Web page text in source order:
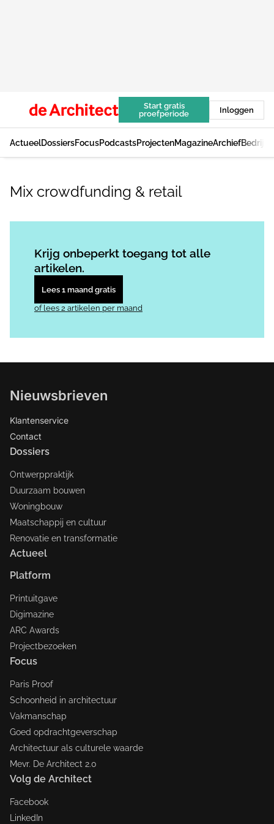
Start gratis
proefperiode
Inloggen
ActueelDossiersFocusPodcastsProjectenMagazineArchief
Mix crowdfunding & retail
Krijg onbeperkt toegang tot alle
artikelen.
Lees 1 maand gratis
of lees 2 artikelen per maand
Nieuwsbrieven
Klantenservice
Contact
Dossiers
Ontwerppraktijk
Duurzaam bouwen
Woningbouw
Maatschappij en cultuur
Renovatie en transformatie
Actueel
Platform
Printuitgave
Digimazine
ARC Awards
Projectbezoeken
Focus
Paris Proof
Schoonheid in architectuur
Vakmanschap
Goed opdrachtgeverschap
Architectuur als culturele waarde
Mevr. De Architect 2.0
Volg de Architect
Facebook
LinkedIn